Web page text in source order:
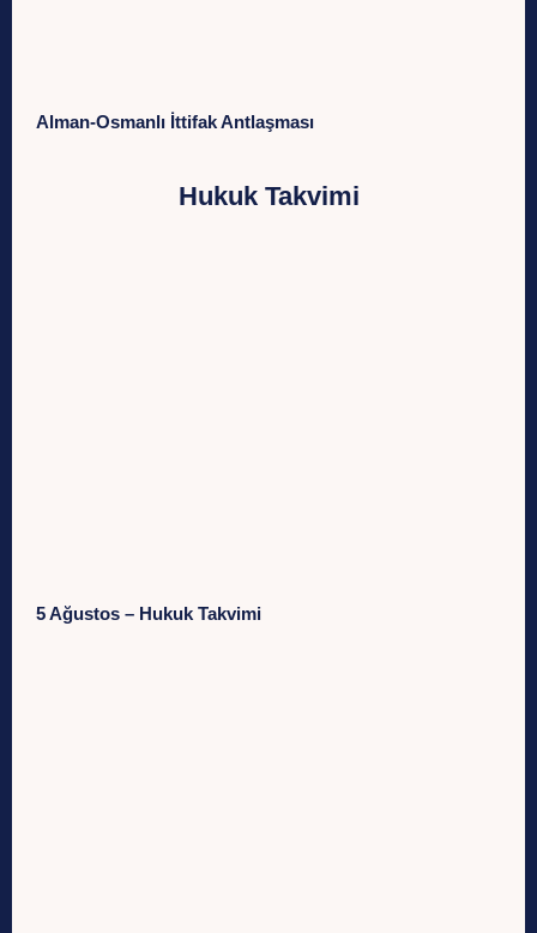
Alman-Osmanlı İttifak Antlaşması
Hukuk Takvimi
5 Ağustos – Hukuk Takvimi